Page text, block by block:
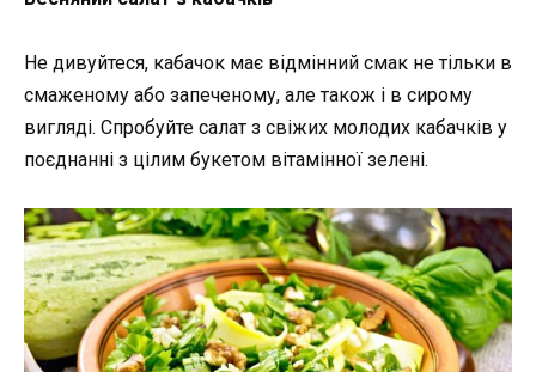
Не дивуйтеся, кабачок має відмінний смак не тільки в
смаженому або запеченому, але також і в сирому
вигляді. Спробуйте салат з свіжих молодих кабачків у
поєднанні з цілим букетом вітамінної зелені.